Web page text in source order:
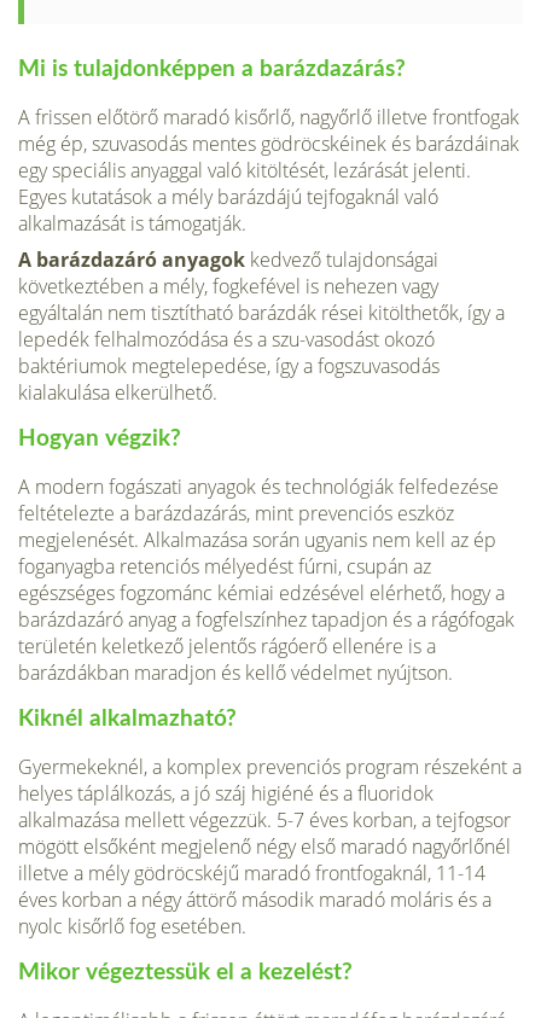
Mi is tulajdonképpen a barázdazárás?
A frissen előtörő maradó kisőrlő, nagyőrlő illetve frontfogak
még ép, szuvasodás mentes gödröcskéinek és barázdáinak
egy speciális anyaggal való kitöltését, lezárását jelenti.
Egyes kutatások a mély barázdájú tejfogaknál való
alkalmazását is támogatják.
A barázdazáró anyagok kedvező tulajdonságai
következtében a mély, fogkefével is nehezen vagy
egyáltalán nem tisztítható barázdák rései kitölthetők, így a
lepedék felhalmozódása és a szu-vasodást okozó
baktériumok megtelepedése, így a fogszuvasodás
kialakulása elkerülhető.
Hogyan végzik?
A modern fogászati anyagok és technológiák felfedezése
fel­tételezte a barázdazárás, mint prevenciós eszköz
megjelenését. Alkalmazása során ugyanis nem kell az ép
foganyagba retenciós mélyedést fúrni, csupán az
egészséges fogzománc kémiai edzé­sével elérhető, hogy a
barázdazáró anyag a fogfelszínhez tapadjon és a rágófogak
területén keletkező jelentős rágóerő ellenére is a
barázdákban maradjon és kellő védelmet nyújtson.
Kiknél alkalmazható?
Gyermekeknél, a komplex prevenciós program részeként a
he­lyes táplálkozás, a jó száj higiéné és a fluoridok
alkalmazása mellett végezzük. 5-7 éves korban, a tejfogsor
mögött elsőként megjelenő négy első maradó nagyőrlőnél
illetve a mély gödröcskéjű maradó frontfogaknál, 11-14
éves korban a négy áttörő második maradó moláris és a
nyolc kisőrlő fog esetében.
Mikor végeztessük el a kezelést?